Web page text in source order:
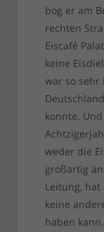
bog er am
rechten
Eiscafé
keine
war so sehr
konnte.
weder die
großartig
Leitung, hat
keine
haben